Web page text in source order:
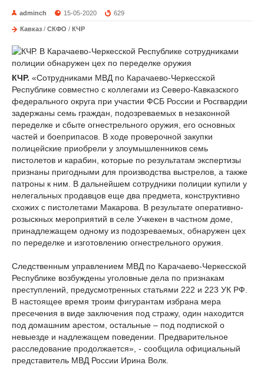
adminch 15-05-2020 629
Кавказ / СКФО / КЧР
КЧР. «Сотрудниками МВД по Карачаево-Черкесской
Республике совместно с коллегами из Северо-Кавказского
федерального округа при участии ФСБ России и Росгвардии
задержаны семь граждан, подозреваемых в незаконной
переделке и сбыте огнестрельного оружия, его основных
частей и боеприпасов. В ходе проверочной закупки
полицейские приобрели у злоумышленников семь
пистолетов и карабин, которые по результатам экспертизы
признаны пригодными для производства выстрелов, а также
патроны к ним. В дальнейшем сотрудники полиции купили у
нелегальных продавцов еще два предмета, конструктивно
схожих с пистолетами Макарова. В результате оперативно-
розыскных мероприятий в селе Учкекен в частном доме,
принадлежащем одному из подозреваемых, обнаружен цех
по переделке и изготовлению огнестрельного оружия.
Следственным управлением МВД по Карачаево-Черкесской
Республике возбуждены уголовные дела по признакам
преступлений, предусмотренных статьями 222 и 223 УК РФ.
В настоящее время троим фигурантам избрана мера
пресечения в виде заключения под стражу, один находится
под домашним арестом, остальные – под подпиской о
невыезде и надлежащем поведении. Предварительное
расследование продолжается», - сообщила официальный
представитель МВД России Ирина Волк.